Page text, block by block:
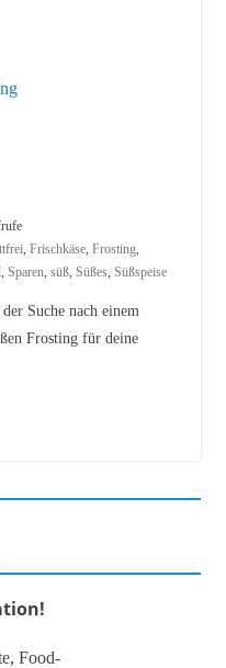
, Frischkäse, Frosting,
, Sparen, süß, Süßes, Süßspeise
Suche nach einem
Frosting für deine
Food-